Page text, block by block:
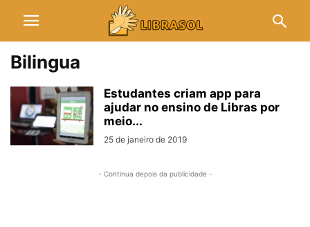
Bilingua
Estudantes criam app para
ajudar no ensino de Libras por
meio...
25 de janeiro de 2019
- Continua depois da publicidade -